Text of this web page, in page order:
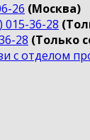
26 (Москва)
015-36-28
28 (Только
с отделом